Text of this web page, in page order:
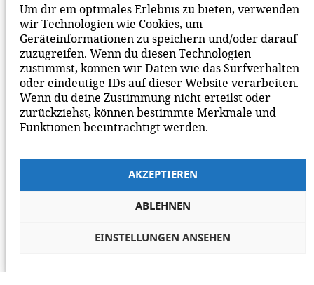
Um dir ein optimales Erlebnis zu bieten, verwenden
wir Technologien wie Cookies, um
Geräteinformationen zu speichern und/oder darauf
zuzugreifen. Wenn du diesen Technologien
zustimmst, können wir Daten wie das Surfverhalten
oder eindeutige IDs auf dieser Website verarbeiten.
Wenn du deine Zustimmung nicht erteilst oder
zurückziehst, können bestimmte Merkmale und
Funktionen beeinträchtigt werden.
AKZEPTIEREN
ABLEHNEN
EINSTELLUNGEN ANSEHEN
MITEINANDER AUF UNSERER SEITE.